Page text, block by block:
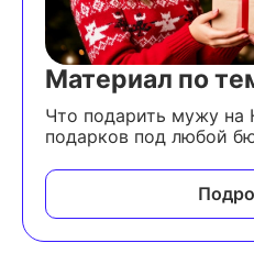
Материал по
Что подарить мужу на
подарков под любой